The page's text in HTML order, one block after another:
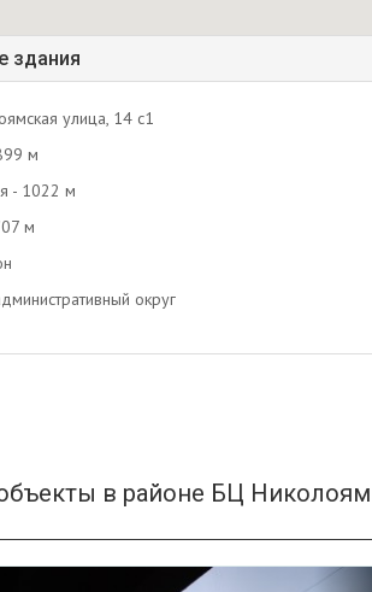
здания
улица, 14 с1
м
- 1022 м
м
округ
в районе БЦ